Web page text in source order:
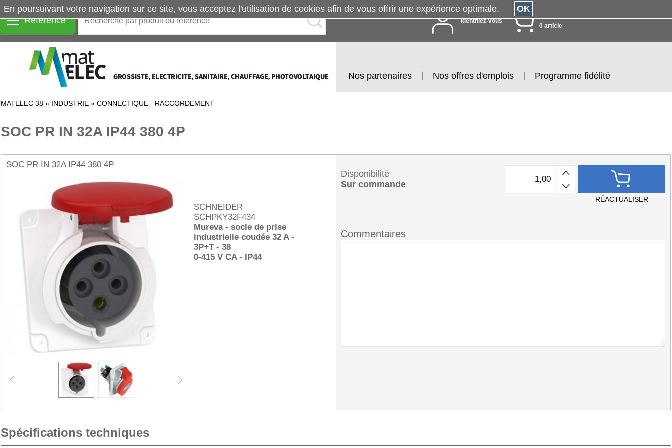
Référence Identifiez-vous
0 article
Nos partenaires Nos offres d'emplois Programme fidélité
MATELEC 38 » INDUSTRIE » CONNECTIQUE - RACCORDEMENT
SOC PR IN 32A IP44 380 4P
SOC PR IN 32A IP44 380 4P
SCHNEIDER
SCHPKY32F434
Mureva - socle de prise
industrielle coudée 32 A -
3P+T - 38
0-415 V CA - IP44
Disponibilité
Sur commande
RÉACTUALISER
Commentaires
Spécifications techniques
En poursuivant votre navigation sur ce site, vous acceptez l'utilisation de cookies afin de vous offrir une expérience optimale. OK